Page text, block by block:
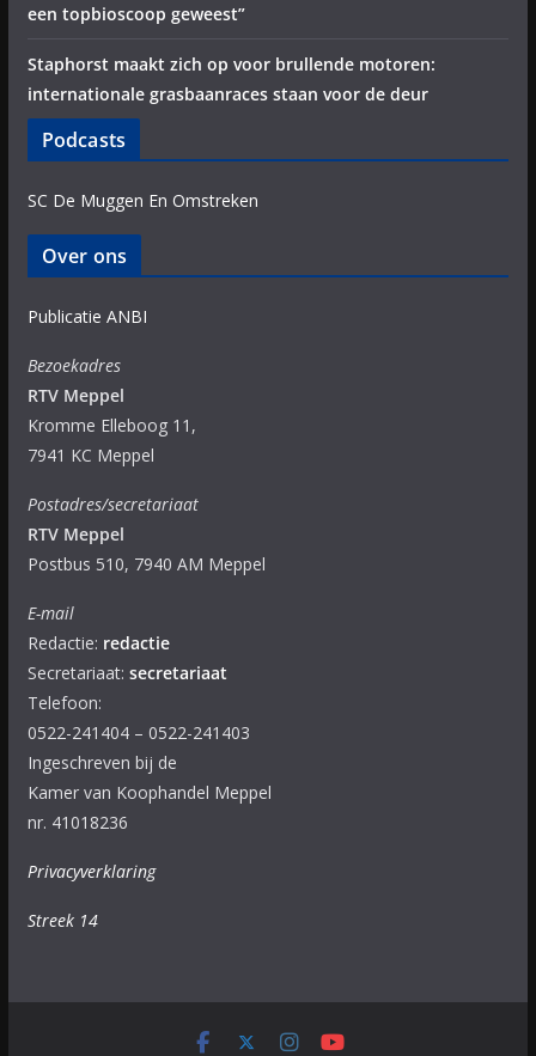
een topbioscoop geweest”
Staphorst maakt zich op voor brullende motoren:
internationale grasbaanraces staan voor de deur
Podcasts
SC De Muggen En Omstreken
Over ons
Publicatie ANBI
Bezoekadres
RTV Meppel
Kromme Elleboog 11,
7941 KC Meppel
Postadres/secretariaat
RTV Meppel
Postbus 510, 7940 AM Meppel
E-mail
Redactie: redactie
Secretariaat: secretariaat
Telefoon:
0522-241404 – 0522-241403
Ingeschreven bij de
Kamer van Koophandel Meppel
nr. 41018236
Privacyverklaring
Streek 14